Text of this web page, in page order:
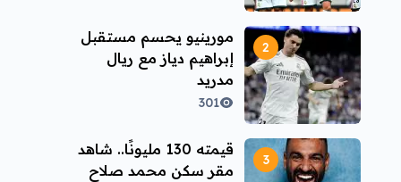
مورينيو يحسم مستقبل
إبراهيم دياز مع ريال
مدريد
301
قيمته 130 مليونًا.. شاهد
مقر سكن محمد صلاح